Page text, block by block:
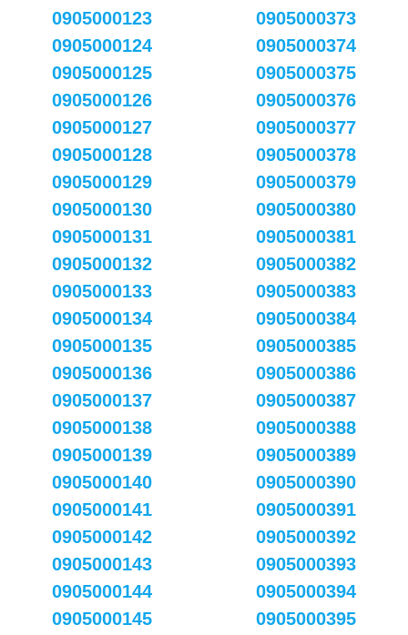
0905000123
0905000124
0905000125
0905000126
0905000127
0905000128
0905000129
0905000130
0905000131
0905000132
0905000133
0905000134
0905000135
0905000136
0905000137
0905000138
0905000139
0905000140
0905000141
0905000142
0905000143
0905000144
0905000145
0905000373
0905000374
0905000375
0905000376
0905000377
0905000378
0905000379
0905000380
0905000381
0905000382
0905000383
0905000384
0905000385
0905000386
0905000387
0905000388
0905000389
0905000390
0905000391
0905000392
0905000393
0905000394
0905000395